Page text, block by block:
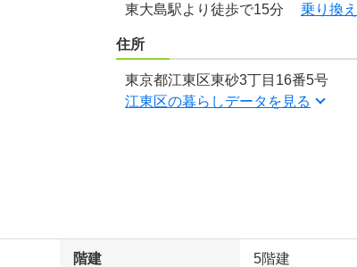
東大島駅より徒歩で15分 乗り換
住所
東京都江東区東砂3丁目16番5号
江東区の暮らしデータを見る
階建 5階建